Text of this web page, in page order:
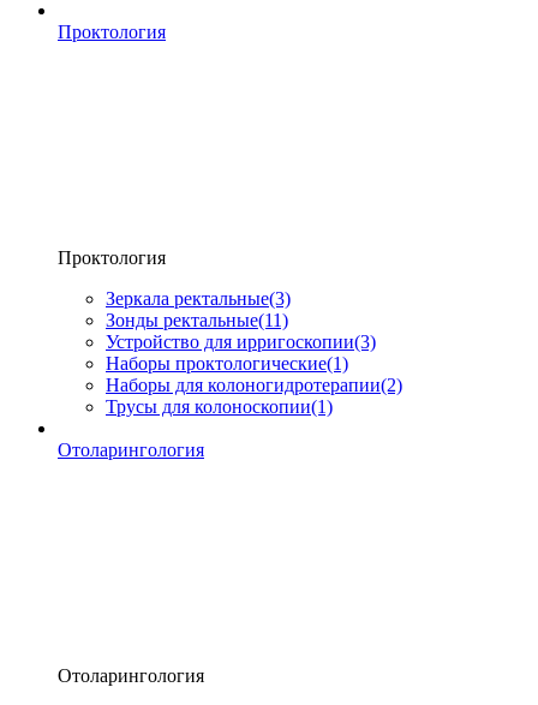
Проктология
Проктология
Зеркала ректальные(3)
Зонды ректальные(11)
Устройство для ирригоскопии(3)
Наборы проктологические(1)
Наборы для колоногидротерапии(2)
Трусы для колоноскопии(1)
Отоларингология
Отоларингология